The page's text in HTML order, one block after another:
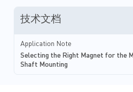
技术文档
Application Note
Selecting the Right Magnet for the
Shaft Mounting